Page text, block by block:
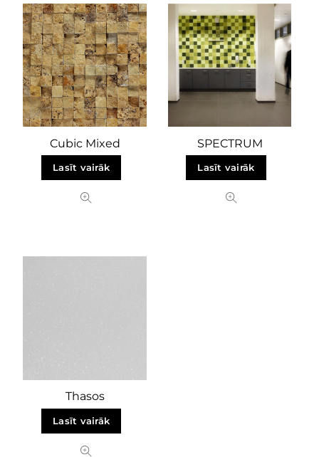
Cubic Mixed
Lasīt vairāk
SPECTRUM
Lasīt vairāk
Thasos
Lasīt vairāk